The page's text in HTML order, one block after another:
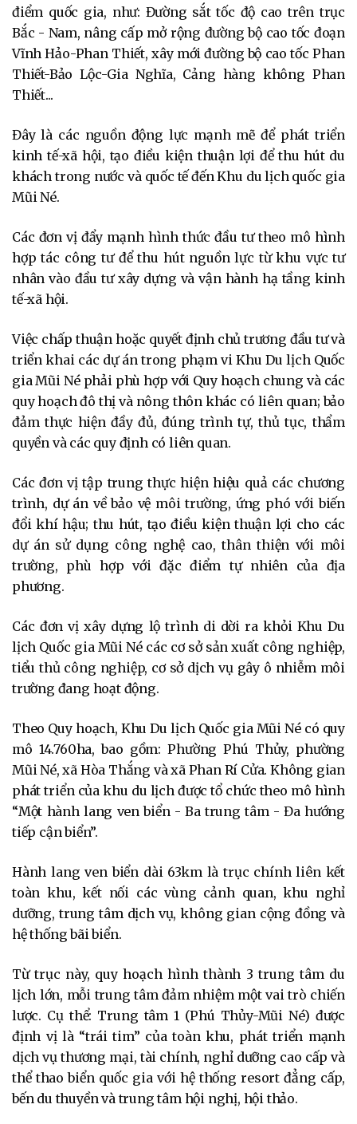
điểm quốc gia, như: Đường sắt tốc độ cao trên trục
Bắc - Nam, nâng cấp mở rộng đường bộ cao tốc đoạn
Vĩnh Hảo-Phan Thiết, xây mới đường bộ cao tốc Phan
Thiết-Bảo Lộc-Gia Nghĩa, Cảng hàng không Phan
Thiết...
Đây là các nguồn động lực mạnh mẽ để phát triển
kinh tế-xã hội, tạo điều kiện thuận lợi để thu hút du
khách trong nước và quốc tế đến Khu du lịch quốc gia
Mũi Né.
Các đơn vị đẩy mạnh hình thức đầu tư theo mô hình
hợp tác công tư để thu hút nguồn lực từ khu vực tư
nhân vào đầu tư xây dựng và vận hành hạ tầng kinh
tế-xã hội.
Việc chấp thuận hoặc quyết định chủ trương đầu tư và
triển khai các dự án trong phạm vi Khu Du lịch Quốc
gia Mũi Né phải phù hợp với Quy hoạch chung và các
quy hoạch đô thị và nông thôn khác có liên quan; bảo
đảm thực hiện đầy đủ, đúng trình tự, thủ tục, thẩm
quyền và các quy định có liên quan.
Các đơn vị tập trung thực hiện hiệu quả các chương
trình, dự án về bảo vệ môi trường, ứng phó với biến
đổi khí hậu; thu hút, tạo điều kiện thuận lợi cho các
dự án sử dụng công nghệ cao, thân thiện với môi
trường, phù hợp với đặc điểm tự nhiên của địa
phương.
Các đơn vị xây dựng lộ trình di dời ra khỏi Khu Du
lịch Quốc gia Mũi Né các cơ sở sản xuất công nghiệp,
tiểu thủ công nghiệp, cơ sở dịch vụ gây ô nhiễm môi
trường đang hoạt động.
Theo Quy hoạch, Khu Du lịch Quốc gia Mũi Né có quy
mô 14.760ha, bao gồm: Phường Phú Thủy, phường
Mũi Né, xã Hòa Thắng và xã Phan Rí Cửa. Không gian
phát triển của khu du lịch được tổ chức theo mô hình
“Một hành lang ven biển - Ba trung tâm - Đa hướng
tiếp cận biển”.
Hành lang ven biển dài 63km là trục chính liên kết
toàn khu, kết nối các vùng cảnh quan, khu nghỉ
dưỡng, trung tâm dịch vụ, không gian cộng đồng và
hệ thống bãi biển.
Từ trục này, quy hoạch hình thành 3 trung tâm du
lịch lớn, mỗi trung tâm đảm nhiệm một vai trò chiến
lược. Cụ thể: Trung tâm 1 (Phú Thủy-Mũi Né) được
định vị là “trái tim” của toàn khu, phát triển mạnh
dịch vụ thương mại, tài chính, nghỉ dưỡng cao cấp và
thể thao biển quốc gia với hệ thống resort đẳng cấp,
bến du thuyền và trung tâm hội nghị, hội thảo.